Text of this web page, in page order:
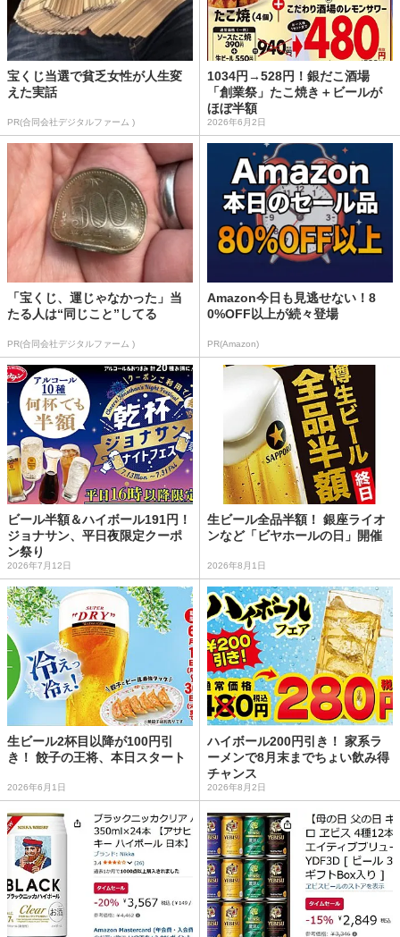
宝くじ当選で貧乏女性が人生変
えた実話
PR(合同会社デジタルファーム )
1034円→528円！銀だこ酒場
「創業祭」たこ焼き＋ビールが
ほぼ半額
2026年6月2日
「宝くじ、運じゃなかった」当
たる人は“同じこと”してる
PR(合同会社デジタルファーム )
Amazon今日も見逃せない！8
0%OFF以上が続々登場
PR(Amazon)
ビール半額＆ハイボール191円！
ジョナサン、平日夜限定クーポ
ン祭り
2026年7月12日
生ビール全品半額！ 銀座ライオ
ンなど「ビヤホールの日」開催
2026年8月1日
生ビール2杯目以降が100円引
き！ 餃子の王将、本日スタート
2026年6月1日
ハイボール200円引き！ 家系ラ
ーメンで8月末までちょい飲み得
チャンス
2026年8月2日